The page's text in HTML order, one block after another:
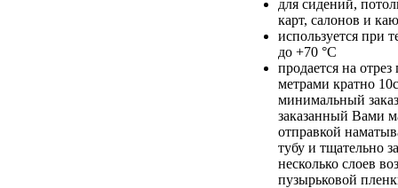
для сидений,
карт, салонов и
используется при
до +70 °С
продается на
метрами кратно
минимальный
заказанный Вами
отправкой
тубу и тщательно
несколько слоев
пузырьковой